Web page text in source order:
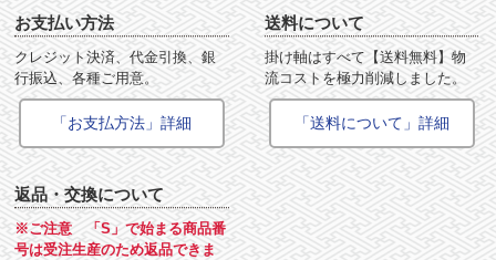
お支払い方法
クレジット決済、代金引換、銀
行振込、各種ご用意。
「お支払方法」詳細
送料について
掛け軸はすべて【送料無料】物
流コストを極力削減しました。
「送料について」詳細
返品・交換について
※ご注意 「S」で始まる商品番
号は受注生産のため返品できま